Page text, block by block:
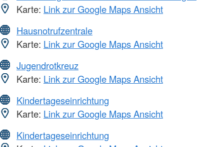
Karte: Link zur Google Maps Ansicht
Hausnotrufzentrale
Karte: Link zur Google Maps Ansicht
Jugendrotkreuz
Karte: Link zur Google Maps Ansicht
Kindertageseinrichtung
Karte: Link zur Google Maps Ansicht
Kindertageseinrichtung